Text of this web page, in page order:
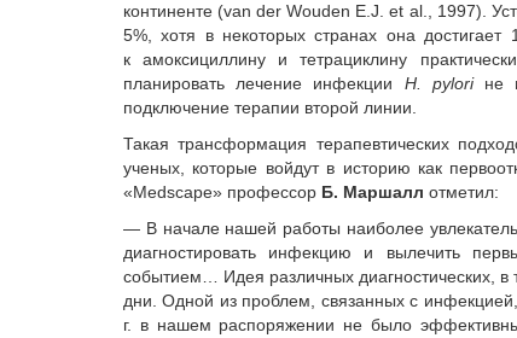
континенте (van der Wouden E.J. et al., 1997).
5%, хотя в некоторых странах она
к амоксициллину и тетрациклину
планировать лечение инфекции H. pylori не
подключение терапии второй линии.
Такая трансформация терапевтических
ученых, которые войдут в историю как
«Medscape» профессор Б. Маршалл отметил:
— В начале нашей работы наиболее
диагностировать инфекцию и вылечить
событием… Идея различных диагностических, в
дни. Одной из проблем, связанных с
г. в нашем распоряжении не было